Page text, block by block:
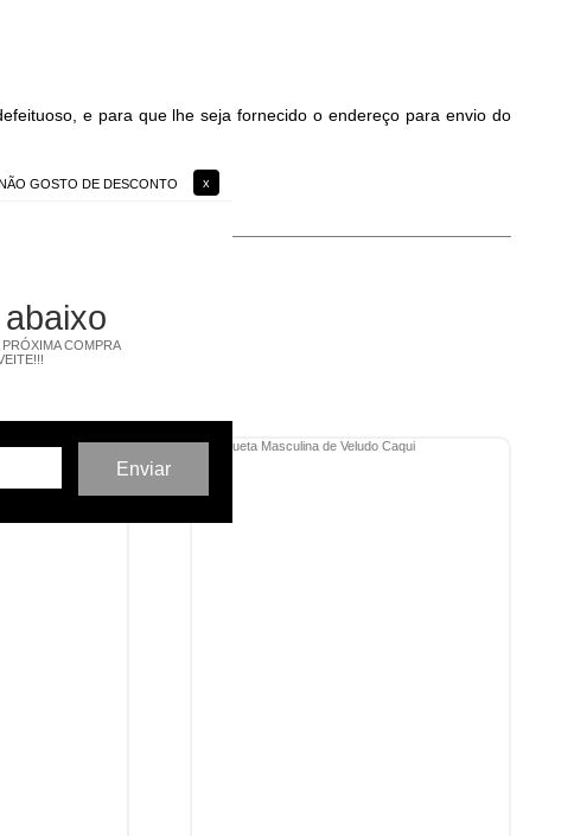
GOSTO DE DESCONTO
COMPRA
e para que lhe seja fornecido o endereço para envio do